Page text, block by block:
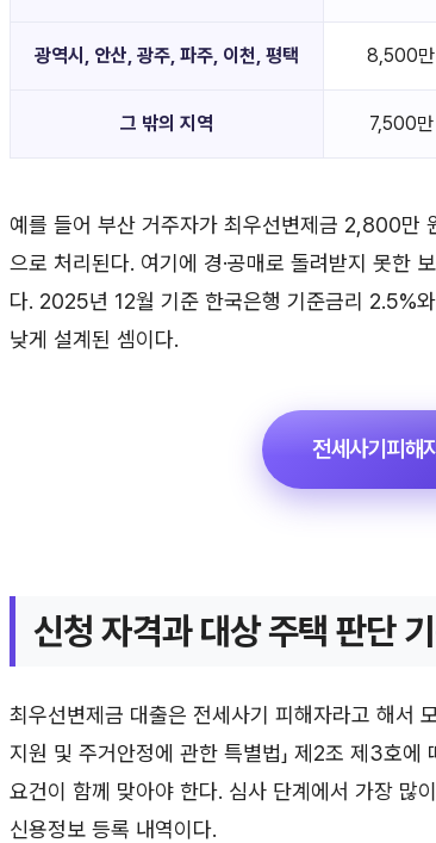
광역시, 안산, 광주, 파주, 이천, 평택 8,500만
그 밖의 지역 7,500만
예를 들어 부산 거주자가 최우선변제금 2,800만
으로 처리된다. 여기에 경·공매로 돌려받지 못한
다. 2025년 12월 기준 한국은행 기준금리 2.5%
낮게 설계된 셈이다.
전세사기피해
신청 자격과 대상 주택 판단
최우선변제금 대출은 전세사기 피해자라고 해서
지원 및 주거안정에 관한 특별법」 제2조 제3호
요건이 함께 맞아야 한다. 심사 단계에서 가장 많
신용정보 등록 내역이다.